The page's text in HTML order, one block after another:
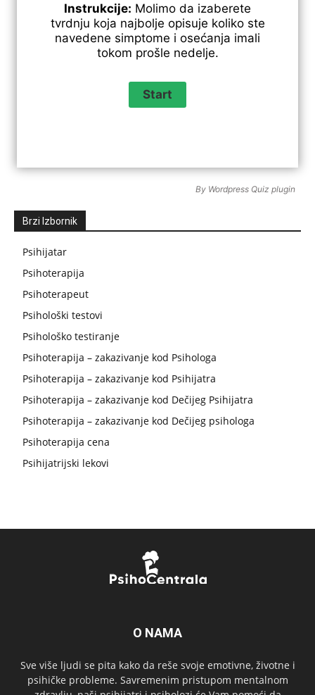
Instrukcije: Molimo da izaberete
tvrdnju koja najbolje opisuje koliko ste
navedene simptome i osećanja imali
tokom prošle nedelje.
By Wordpress Quiz plugin
Brzi Izbornik
Psihijatar
Psihoterapija
Psihoterapeut
Psihološki testovi
Psihološko testiranje
Psihoterapija – zakazivanje kod Psihologa
Psihoterapija – zakazivanje kod Psihijatra
Psihoterapija – zakazivanje kod Dečijeg Psihijatra
Psihoterapija – zakazivanje kod Dečijeg psihologa
Psihoterapija cena
Psihijatrijski lekovi
O NAMA
Sve više ljudi se pita kako da reše svoje emotivne, životne i
psihičke probleme. Savremenim pristupom mentalnom